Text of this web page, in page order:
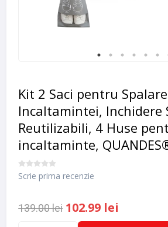
Kit 2 Saci pentru
Incaltamintei, Inchidere
Reutilizabili, 4 Huse
incaltaminte,
Scrie prima recenzie
139.00 lei 102.99 lei